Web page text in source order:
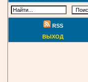
RSS
ВЫХОД